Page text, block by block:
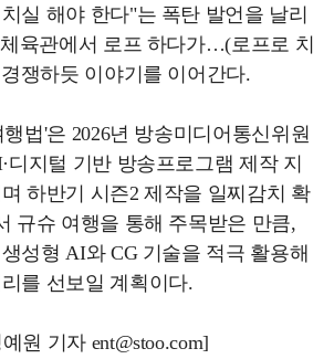
실 해야 한다"는 폭탄 발언을 날리
육관에서 로프 하다가…(로프로 치
쟁하듯 이야기를 이어간다.
법'은 2026년 방송미디어통신위원
디지털 기반 방송프로그램 제작 지
하반기 시즌2 제작을 일찌감치 확
규슈 여행을 통해 주목받은 만큼,
성형 AI와 CG 기술을 적극 활용해
를 선보일 계획이다.
원 기자 ent@stoo.com]